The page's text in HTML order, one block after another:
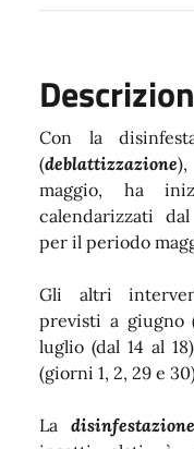
Con la
(deblattizzazione
maggio, ha
calendarizzati
per il periodo
Gli altri
previsti a giugno
luglio (dal 14 al
(giorni 1, 2, 29 e
La